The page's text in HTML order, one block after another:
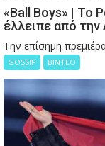
«Ball Boys» | Το
έλλειπε από
Την επίσημη
GOSSIP ΒΙΝΤΕΟ